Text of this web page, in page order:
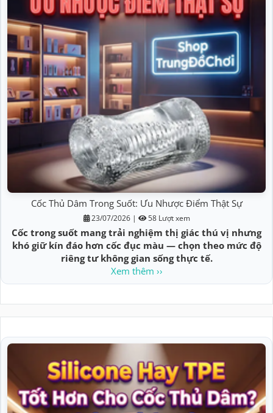
Cốc Thủ Dâm Trong Suốt: Ưu Nhược Điểm Thật Sự
23/07/2026 | 58 Lượt xem
Cốc trong suốt mang trải nghiệm thị giác thú vị nhưng
khó giữ kín đáo hơn cốc đục màu — chọn theo mức độ
riêng tư không gian sống thực tế.
Xem thêm ››